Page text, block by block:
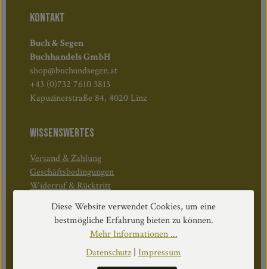
KONTAKT
Buch & Segen
Buchhandels GmbH
shop@buchundsegen.at
+43 (0)732 7610 3813
Kapuzinerstraße 84, 4020 Linz
WISSENSWERTES
Versand & Zahlung
Geschäftsbedingungen
Widerruf & Rücktritt
Öffnungszeiten:
Mo–Do: 08:30–17:00 Uhr
Fr: 08:30–12:30 Uhr
Diese Website verwendet Cookies, um eine
bestmögliche Erfahrung bieten zu können.
Mehr Informationen ...
Datenschutz| Impressum